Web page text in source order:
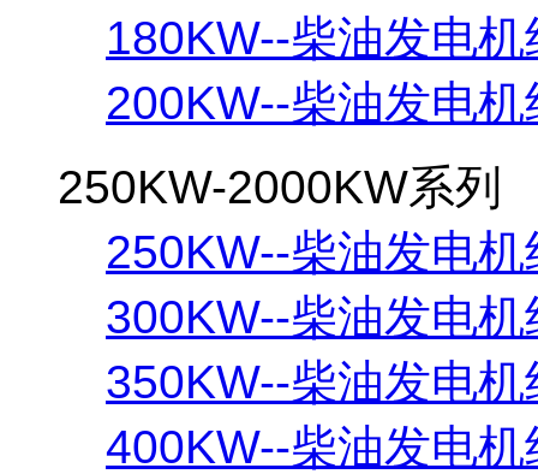
180KW--柴油发电机
200KW--柴油发电机
250KW-2000KW系列
250KW--柴油发电机
300KW--柴油发电机
350KW--柴油发电机
400KW--柴油发电机